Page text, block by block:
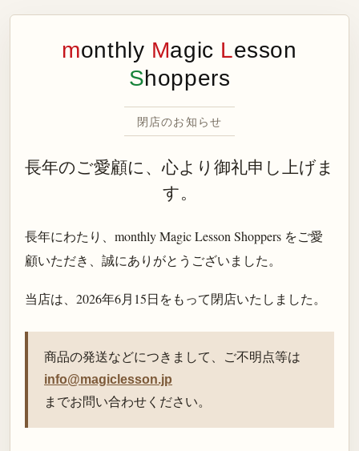
monthly Magic Lesson
Shoppers
閉店のお知らせ
長年のご愛顧に、心より御礼申し上げま
す。
長年にわたり、monthly Magic Lesson Shoppers をご愛
顧いただき、誠にありがとうございました。
当店は、 2026年6月15日をもって閉店いたしました。
商品の発送などにつきまして、ご不明点等は
info@magiclesson.jp
までお問い合わせください。